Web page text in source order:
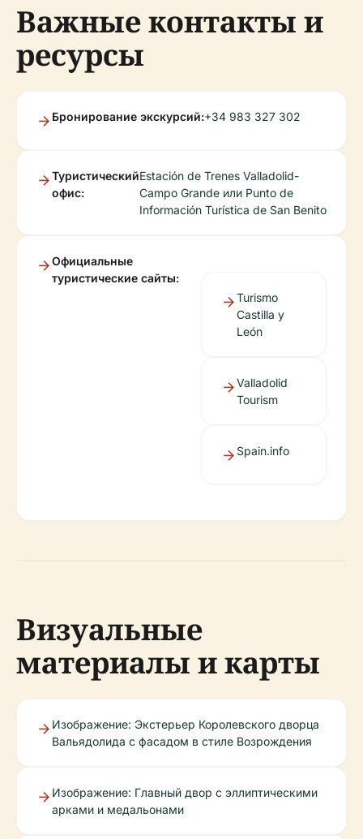
Важные контакты и
ресурсы
Бронирование экскурсий:+34 983 327 302
Туристический
офис:
Estación de Trenes Valladolid-
Campo Grande или Punto de
Información Turística de San Benito
Официальные
туристические сайты:
Turismo
Castilla y
León
Valladolid
Tourism
Spain.info
Визуальные
материалы и карты
Изображение: Экстерьер Королевского дворца
Вальядолида с фасадом в стиле Возрождения
Изображение: Главный двор с эллиптическими
арками и медальонами